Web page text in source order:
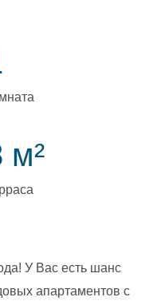
м²
У Вас есть шанс
апартаментов с